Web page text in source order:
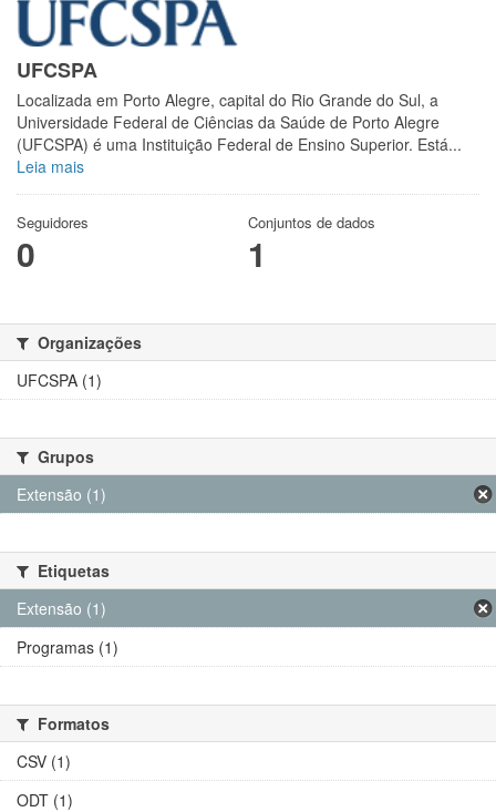
UFCSPA
Localizada em Porto Alegre, capital do Rio Grande do Sul, a
Universidade Federal de Ciências da Saúde de Porto Alegre
(UFCSPA) é uma Instituição Federal de Ensino Superior. Está...
Leia mais
Seguidores
0
Conjuntos de dados
1
Organizações
UFCSPA (1)
Grupos
Extensão (1)
Etiquetas
Extensão (1)
Programas (1)
Formatos
CSV (1)
ODT (1)